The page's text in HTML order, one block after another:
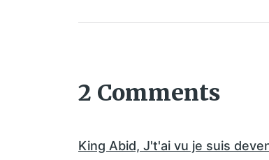
2 Comments
King Abid, J't'ai vu je suis